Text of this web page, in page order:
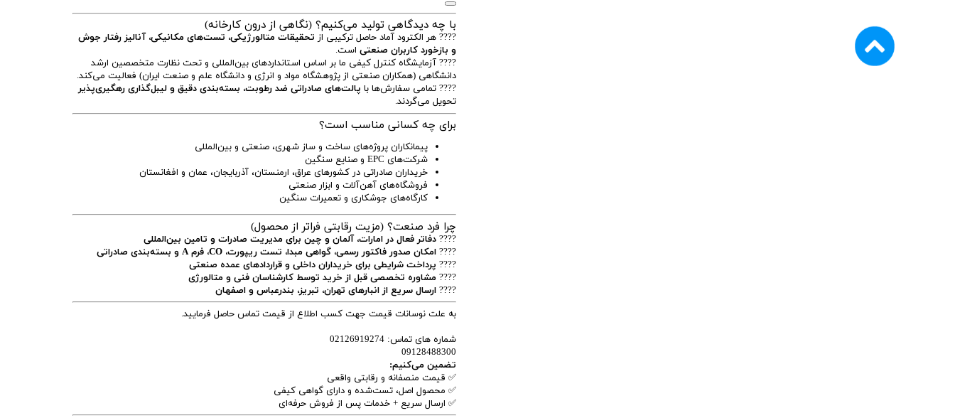
با چه دیدگاهی تولید می‌کنیم؟ (نگاهی از درون کارخانه)
???? هر الکترود آماد حاصل ترکیبی از تحقیقات متالورژیکی، تست‌های مکانیکی، آنالیز رفتار جوش
و بازخورد کاربران صنعتی است.
???? آزمایشگاه کنترل کیفی ما بر اساس استانداردهای بین‌المللی و تحت نظارت متخصصین ارشد
دانشگاهی (همکاران صنعتی از پژوهشگاه مواد و انرژی و دانشگاه علم و صنعت ایران) فعالیت می‌کند.
???? تمامی سفارش‌ها با پالت‌های صادراتی ضد رطوبت، بسته‌بندی دقیق و لیبل‌گذاری رهگیری‌پذیر
تحویل می‌گردند.
برای چه کسانی مناسب است؟
پیمانکاران پروژه‌های ساخت و ساز شهری، صنعتی و بین‌المللی
شرکت‌های EPC و صنایع سنگین
خریداران صادراتی در کشورهای عراق، ارمنستان، آذربایجان، عمان و افغانستان
فروشگاه‌های آهن‌آلات و ابزار صنعتی
کارگاه‌های جوشکاری و تعمیرات سنگین
چرا فرد صنعت؟ (مزیت رقابتی فراتر از محصول)
???? دفاتر فعال در امارات، آلمان و چین برای مدیریت صادرات و تامین بین‌المللی
???? امکان صدور فاکتور رسمی، گواهی مبدا، تست ریپورت، CO، فرم A و بسته‌بندی صادراتی
???? پرداخت شرایطی برای خریداران داخلی و قراردادهای عمده صنعتی
???? مشاوره تخصصی قبل از خرید توسط کارشناسان فنی و متالورژی
???? ارسال سریع از انبارهای تهران، تبریز، بندرعباس و اصفهان
به علت نوسانات قیمت جهت کسب اطلاع از قیمت تماس حاصل فرمایید.
شماره های تماس: 02126919274
09128488300
تضمین می‌کنیم:
✅ قیمت منصفانه و رقابتی واقعی
✅ محصول اصل، تست‌شده و دارای گواهی کیفی
✅ ارسال سریع + خدمات پس از فروش حرفه‌ای